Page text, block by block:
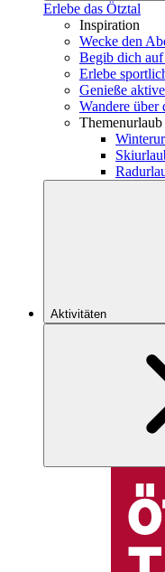
Erlebe das Ötztal
Inspiration
Wecke den
Begib dich
Erlebe
Genieße
Wandere über
Themenurlaub
Aktivitäten